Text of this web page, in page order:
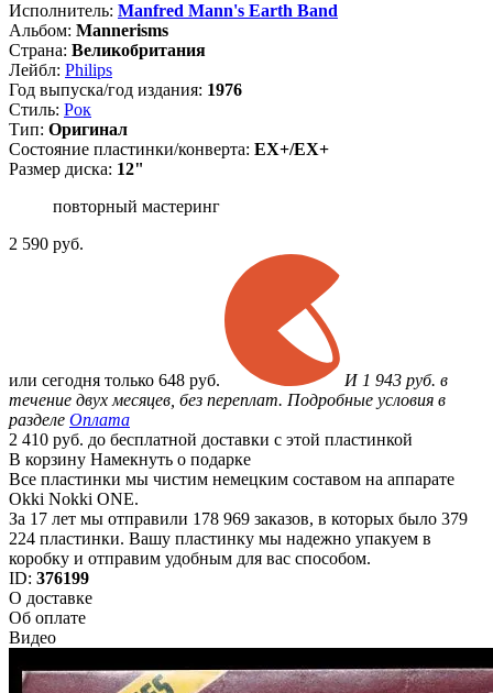
Исполнитель: Manfred Mann's Earth Band
Альбом: Mannerisms
Страна: Великобритания
Лейбл: Philips
Год выпуска/год издания: 1976
Стиль: Рок
Тип: Оригинал
Состояние пластинки/конверта: EX+/EX+
Размер диска: 12"
повторный мастеринг
2 590 руб.
или сегодня только 648 руб.
И 1 943 руб. в
течение двух месяцев, без переплат. Подробные условия в
разделе Оплата
2 410 руб. до бесплатной доставки с этой пластинкой
В корзину Намекнуть о подарке
Все пластинки мы чистим немецким составом на аппарате
Okki Nokki ONE.
За 17 лет мы отправили 178 969 заказов, в которых было 379
224 пластинки. Вашу пластинку мы надежно упакуем в
коробку и отправим удобным для вас способом.
ID: 376199
О доставке
Об оплате
Видео